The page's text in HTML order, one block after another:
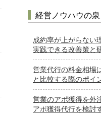
経営ノウハウの
成約率が上がらな
実践できる改善策と
営業代行の料金相場
と比較する際のポイ
営業のアポ獲得を外
アポ獲得代行を検討